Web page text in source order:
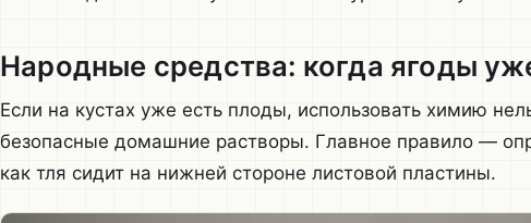
Народные средства: когда ягоды
Если на кустах уже есть плоды, использовать химию
безопасные домашние растворы. Главное правило —
как тля сидит на нижней стороне листовой пластины.